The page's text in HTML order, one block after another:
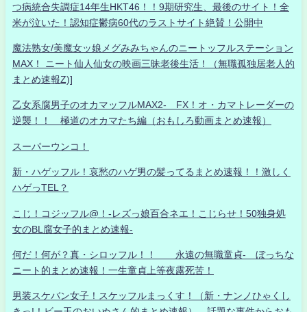
つ病統合失調症14年生HKT46！！9期研究生、最後のサイト！全
米が泣いた！認知症鬱病60代のラストサイト絶賛！公開中
魔法熟女/美魔女ッ娘メグみみちゃんのニートッフルステーション
MAX！ ニート仙人仙女の映画三昧老後生活！（無職孤独居老人的
まとめ速報Z)]
乙女系腐男子のオカマッフルMAX2- FX！オ・カマトレーダーの
逆襲！！ 極道のオカマたち編（おもしろ動画まとめ速報）
スーパーウンコ！
新・ハゲッフル！哀愁のハゲ男の髪ってるまとめ速報！！激しく
ハゲっTEL？
こじ！コジッフル@！-レズっ娘百合ネエ！こじらせ！50独身処
女のBL腐女子的まとめ速報-
何だ！何が？真・シロッフル！！ 永遠の無職童貞- ぼっちな
ニート的まとめ速報！一生童貞上等夜露死苦！
男装スケバン女子！スケッフルまっくす！（新・ナンノひゃくし